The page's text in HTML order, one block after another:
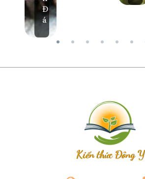
Đ
á
Kiến thức Đông Y